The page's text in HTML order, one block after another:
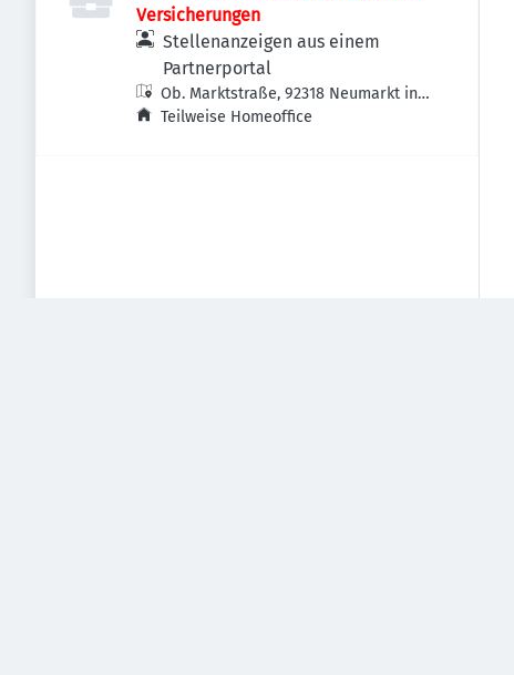
Versicherungen
Stellenanzeigen aus einem
Partnerportal
Ob. Marktstraße, 92318 Neumarkt in
der Oberpfalz, Deutschland
Teilweise Homeoffice